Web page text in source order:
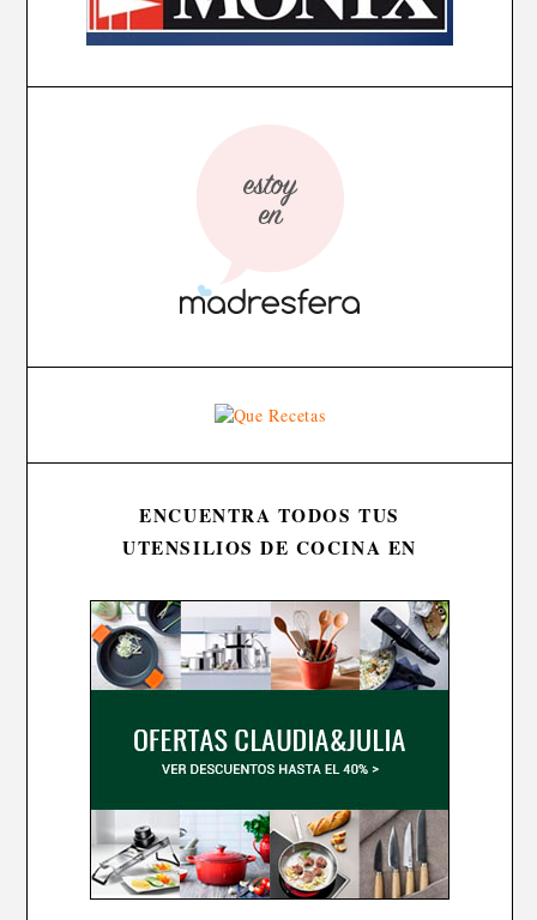
ENCUENTRA TODOS TUS
UTENSILIOS DE COCINA EN